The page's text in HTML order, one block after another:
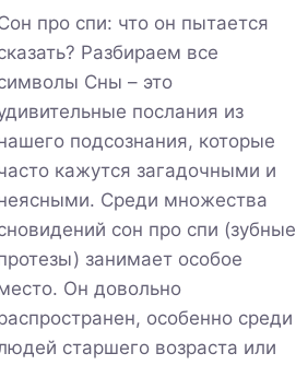
про спи: что он пытается
Разбираем все
Сны – это
послания из
подсознания, которые
кажутся загадочными и
Среди множества
сон про спи (зубные
занимает особое
Он довольно
особенно среди
старшего возраста или